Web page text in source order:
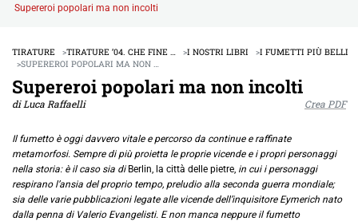
Supereroi popolari ma non incolti
TIRATURE TIRATURE ’04. CHE FINE … I NOSTRI LIBRI
I FUMETTI PIÙ BELLI
SUPEREROI POPOLARI MA NON …
Supereroi popolari ma non incolti
di Luca Raffaelli Crea PDF
Il fumetto è oggi davvero vitale e percorso da continue e raffinate
metamorfosi. Sempre di più proietta le proprie vicende e i propri personaggi
nella storia: è il caso sia di Berlin, la città delle pietre, in cui i personaggi
respirano l’ansia del proprio tempo, preludio alla seconda guerra mondiale;
sia delle varie pubblicazioni legate alle vicende dell’inquisitore Eymerich nato
dalla penna di Valerio Evangelisti. E non manca neppure il fumetto